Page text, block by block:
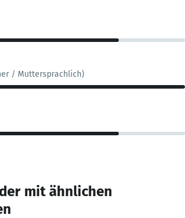
/ Muttersprachlich)
mit ähnlichen